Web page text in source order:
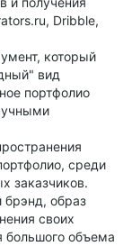
Dribble,
который
вид
портфолио
среди
заказчиков.
брэнд, образ
своих
большого объема